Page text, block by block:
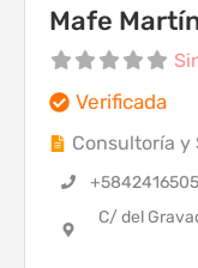
Mafe
Verificada
Consultoría y
C/ del